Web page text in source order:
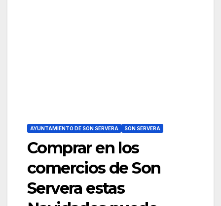
AYUNTAMIENTO DE SON SERVERA SON SERVERA
Comprar en los
comercios de Son
Servera estas